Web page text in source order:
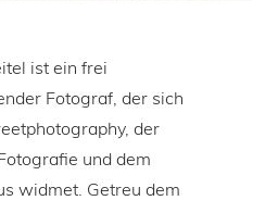
ist ein frei
Fotograf, der sich
der
und dem
widmet. Getreu dem